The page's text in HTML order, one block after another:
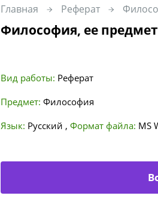
Главная Реферат
Философия, ее
Вид работы: Реферат
Предмет: Философия
Язык: Русский , Формат файла: MS